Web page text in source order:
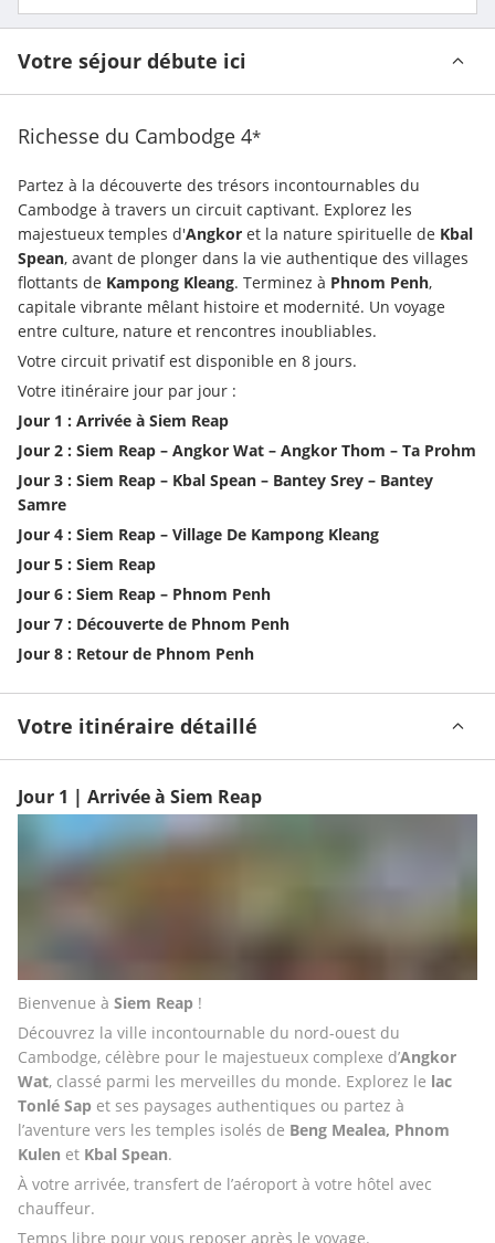
Votre séjour débute ici
Richesse du Cambodge 4*
Partez à la découverte des trésors incontournables du
Cambodge à travers un circuit captivant. Explorez les
majestueux temples d'Angkor et la nature spirituelle de Kbal
Spean, avant de plonger dans la vie authentique des villages
flottants de Kampong Kleang. Terminez à Phnom Penh,
capitale vibrante mêlant histoire et modernité. Un voyage
entre culture, nature et rencontres inoubliables.
Votre circuit privatif est disponible en 8 jours.
Votre itinéraire jour par jour :
Jour 1 : Arrivée à Siem Reap
Jour 2 : Siem Reap – Angkor Wat – Angkor Thom – Ta Prohm
Jour 3 : Siem Reap – Kbal Spean – Bantey Srey – Bantey
Samre
Jour 4 : Siem Reap – Village De Kampong Kleang
Jour 5 : Siem Reap
Jour 6 : Siem Reap – Phnom Penh
Jour 7 : Découverte de Phnom Penh
Jour 8 : Retour de Phnom Penh
Votre itinéraire détaillé
Jour 1 | Arrivée à Siem Reap
Bienvenue à Siem Reap !
Découvrez la ville incontournable du nord-ouest du
Cambodge, célèbre pour le majestueux complexe d’Angkor
Wat, classé parmi les merveilles du monde. Explorez le lac
Tonlé Sap et ses paysages authentiques ou partez à
l’aventure vers les temples isolés de Beng Mealea, Phnom
Kulen et Kbal Spean.
À votre arrivée, transfert de l’aéroport à votre hôtel avec
chauffeur.
Temps libre pour vous reposer après le voyage.